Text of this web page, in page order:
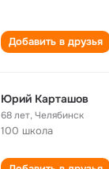
Добавить в друзья
Юрий Карташов
68 лет,Челябинск
100 школа